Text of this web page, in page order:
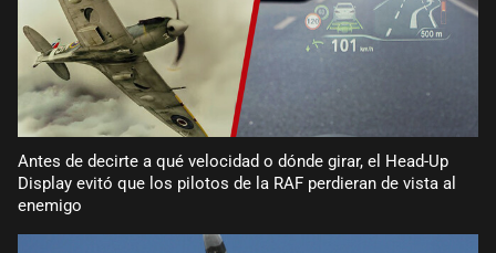
Antes de decirte a qué velocidad o dónde girar, el Head-Up
Display evitó que los pilotos de la RAF perdieran de vista al
enemigo